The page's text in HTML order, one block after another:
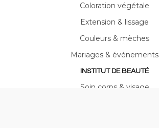
Coloration végétale
Extension & lissage
Couleurs & mèches
Mariages & événements
INSTITUT DE BEAUTÉ
Soin corps & visage